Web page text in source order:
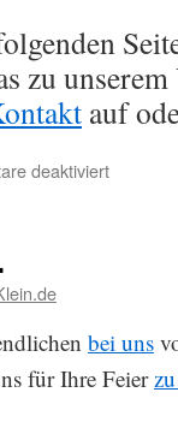
zu
auf
deaktiviertfür
bei uns
für Ihre Feier